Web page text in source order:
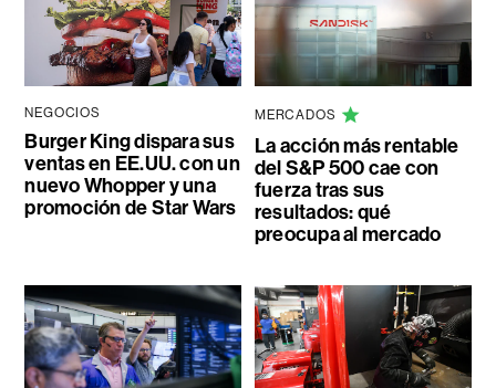
NEGOCIOS
Burger King dispara sus
ventas en EE.UU. con un
nuevo Whopper y una
promoción de Star Wars
MERCADOS
La acción más rentable
del S&P 500 cae con
fuerza tras sus
resultados: qué
preocupa al mercado